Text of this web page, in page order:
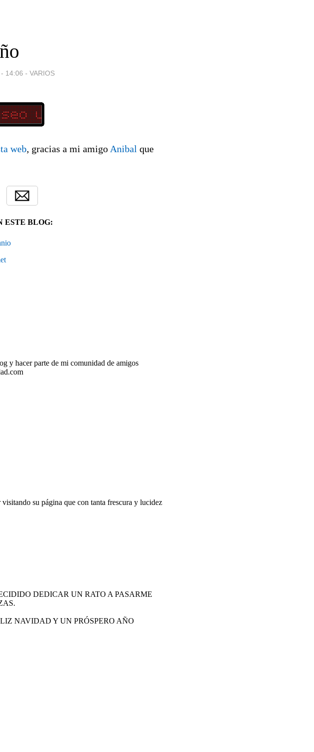
14:06 - VARIOS
web, gracias a mi amigo Anibal que
ESTE BLOG:
y hacer parte de mi comunidad de amigos
su página que con tanta frescura y lucidez
DEDICAR UN RATO A PASARME
NAVIDAD Y UN PRÓSPERO AÑO